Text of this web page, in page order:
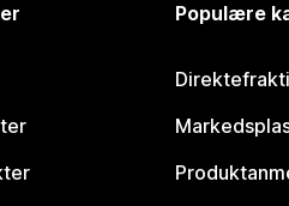
Populære